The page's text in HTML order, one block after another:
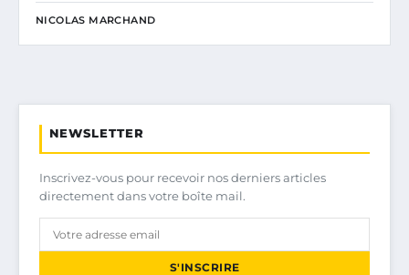
NICOLAS MARCHAND
NEWSLETTER
Inscrivez-vous pour recevoir nos derniers articles
directement dans votre boîte mail.
S'INSCRIRE